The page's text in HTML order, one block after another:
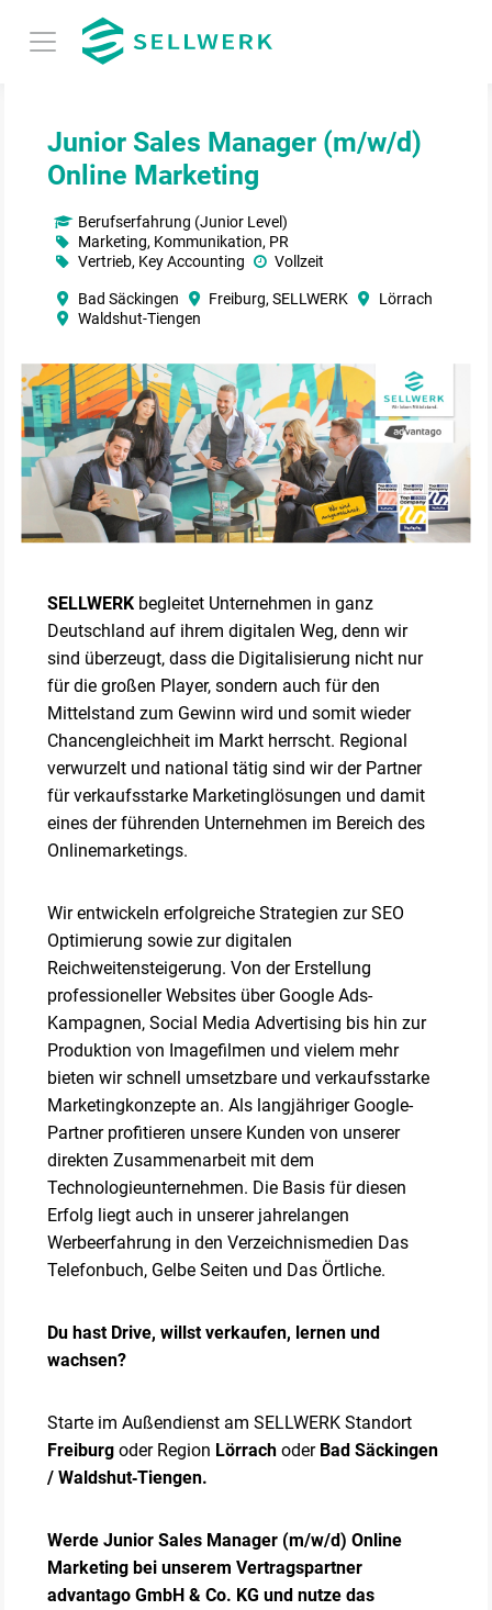
Junior Sales Manager (m/w/d)
Online Marketing
Bad Säckingen Freiburg, SELLWERK
Lörrach
Waldshut-Tiengen
Berufserfahrung (Junior Level)
Marketing, Kommunikation, PR
Vertrieb, Key Accounting
Vollzeit
SELLWERK begleitet Unternehmen in ganz
Deutschland auf ihrem digitalen Weg, denn wir
sind überzeugt, dass die Digitalisierung nicht nur
für die großen Player, sondern auch für den
Mittelstand zum Gewinn wird und somit wieder
Chancengleichheit im Markt herrscht. Regional
verwurzelt und national tätig sind wir der Partner
für verkaufsstarke Marketinglösungen und damit
eines der führenden Unternehmen im Bereich des
Onlinemarketings.
Wir entwickeln erfolgreiche Strategien zur SEO
Optimierung sowie zur digitalen
Reichweitensteigerung. Von der Erstellung
professioneller Websites über Google Ads-
Kampagnen, Social Media Advertising bis hin zur
Produktion von Imagefilmen und vielem mehr
bieten wir schnell umsetzbare und verkaufsstarke
Marketingkonzepte an. Als langjähriger Google-
Partner profitieren unsere Kunden von unserer
direkten Zusammenarbeit mit dem
Technologieunternehmen. Die Basis für diesen
Erfolg liegt auch in unserer jahrelangen
Werbeerfahrung in den Verzeichnismedien Das
Telefonbuch, Gelbe Seiten und Das Örtliche.
Du hast Drive, willst verkaufen, lernen und
wachsen?
Starte im Außendienst am SELLWERK Standort
Freiburgoder Region Lörrachoder Bad Säckingen
/ Waldshut‑Tiengen.
Werde Junior Sales Manager (m/w/d) Online
Marketing bei unserem Vertragspartner
advantago GmbH & Co. KG und nutze das